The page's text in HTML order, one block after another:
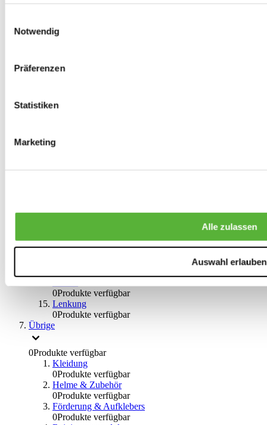
Notwendig
Präferenzen
Statistiken
Marketing
Alle zulassen
Auswahl erlauben
Bremsen
Handbremsen
0Produkte verfügbar
0Produkte verfügbar
Lenkung
0Produkte verfügbar
Übrige
0Produkte verfügbar
Kleidung
0Produkte verfügbar
Helme & Zubehör
0Produkte verfügbar
Förderung & Aufklebers
0Produkte verfügbar